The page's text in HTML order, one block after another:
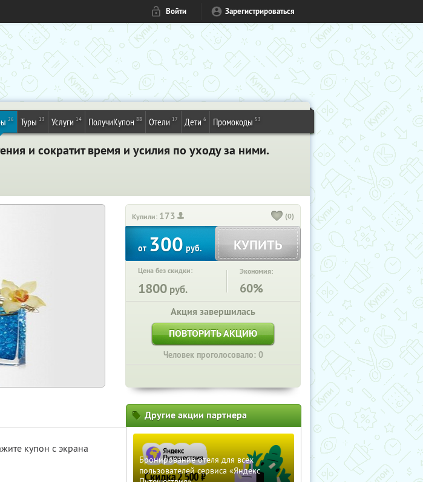
Войти Зарегистрироваться
26 Туры 13 Услуги 14 ПолучиКупон 88 Отели 17 Дети 6 Промокоды 53
и сократит время и усилия по уходу за ними.
Купили: 173 (0)
от300руб. КУПИТЬ
Цена без скидки:
1800 руб.
Экономия:
60%
Акция завершилась
ПОВТОРИТЬ АКЦИЮ
Человек проголосовало: 0
купон с экрана
Другие акции партнера
Бронирование отеля для всех
пользователей сервиса «Яндекс